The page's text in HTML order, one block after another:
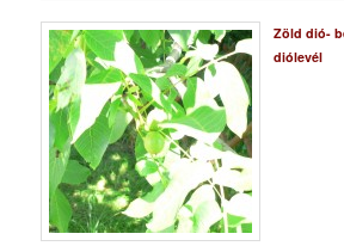
Zöld dió-
diólevél